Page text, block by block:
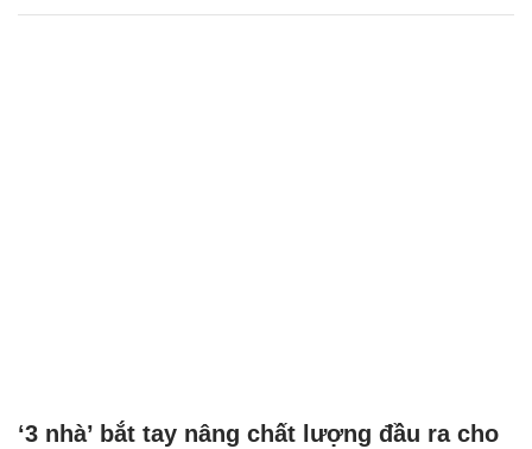
‘3 nhà’ bắt tay nâng chất lượng đầu ra cho